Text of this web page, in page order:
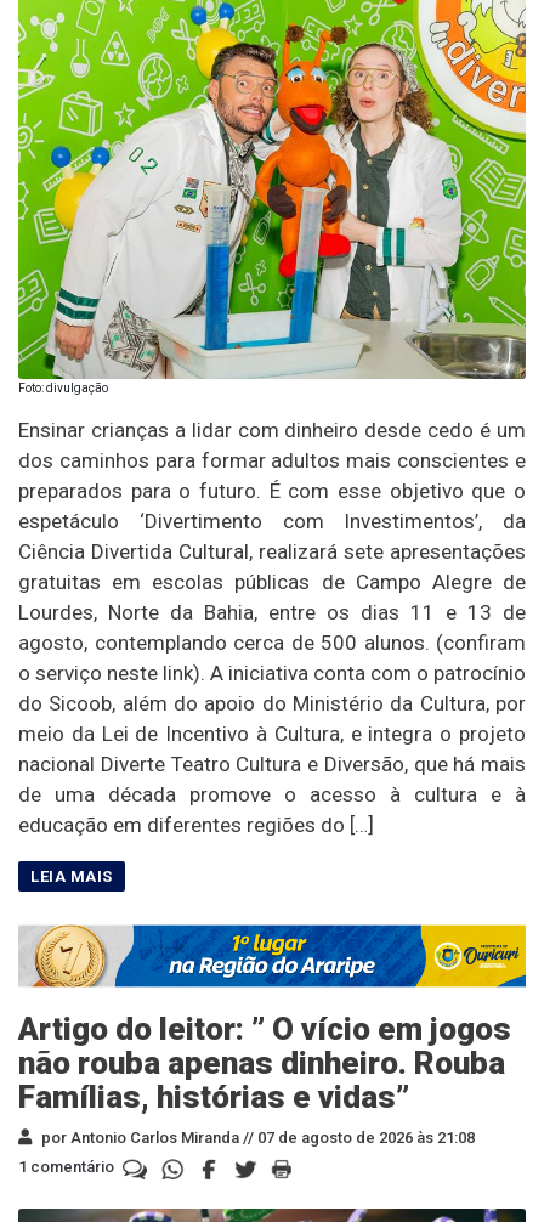
Foto: divulgação
Ensinar crianças a lidar com dinheiro desde cedo é um
dos caminhos para formar adultos mais conscientes e
preparados para o futuro. É com esse objetivo que o
espetáculo ‘Divertimento com Investimentos’, da
Ciência Divertida Cultural, realizará sete apresentações
gratuitas em escolas públicas de Campo Alegre de
Lourdes, Norte da Bahia, entre os dias 11 e 13 de
agosto, contemplando cerca de 500 alunos. (confiram
o serviço neste link). A iniciativa conta com o patrocínio
do Sicoob, além do apoio do Ministério da Cultura, por
meio da Lei de Incentivo à Cultura, e integra o projeto
nacional Diverte Teatro Cultura e Diversão, que há mais
de uma década promove o acesso à cultura e à
educação em diferentes regiões do […]
Artigo do leitor: ” O vício em jogos
não rouba apenas dinheiro. Rouba
Famílias, histórias e vidas”
por Antonio Carlos Miranda // 07 de agosto de 2026 às 21:08
1 comentário